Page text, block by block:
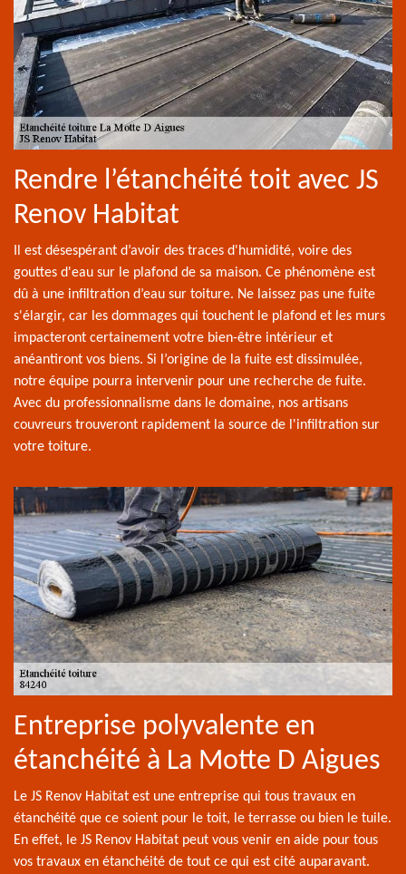
Rendre l’étanchéité toit avec JS
Renov Habitat
Il est désespérant d’avoir des traces d'humidité, voire des
gouttes d'eau sur le plafond de sa maison. Ce phénomène est
dû à une infiltration d’eau sur toiture. Ne laissez pas une fuite
s'élargir, car les dommages qui touchent le plafond et les murs
impacteront certainement votre bien-être intérieur et
anéantiront vos biens. Si l’origine de la fuite est dissimulée,
notre équipe pourra intervenir pour une recherche de fuite.
Avec du professionnalisme dans le domaine, nos artisans
couvreurs trouveront rapidement la source de l'infiltration sur
votre toiture.
Entreprise polyvalente en
étanchéité à La Motte D Aigues
Le JS Renov Habitat est une entreprise qui tous travaux en
étanchéité que ce soient pour le toit, le terrasse ou bien le tuile.
En effet, le JS Renov Habitat peut vous venir en aide pour tous
vos travaux en étanchéité de tout ce qui est cité auparavant.